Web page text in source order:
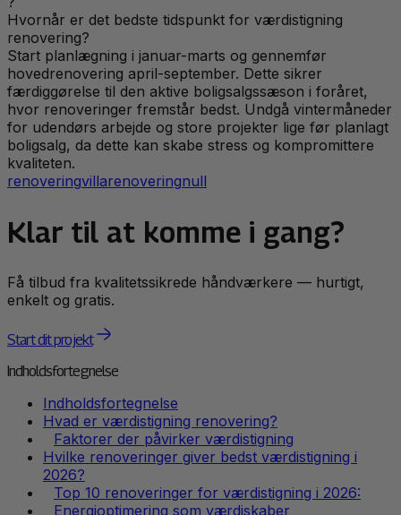
Hvornår er det bedste tidspunkt for værdistigning
renovering?
Start planlægning i januar-marts og gennemfør
hovedrenovering april-september. Dette sikrer
færdiggørelse til den aktive boligsalgssæson i foråret,
hvor renoveringer fremstår bedst. Undgå vintermåneder
for udendørs arbejde og store projekter lige før planlagt
boligsalg, da dette kan skabe stress og kompromittere
kvaliteten.
renoveringvillarenoveringnull
Klar til at komme i gang?
Få tilbud fra kvalitetssikrede håndværkere — hurtigt,
enkelt og gratis.
Start dit projekt
Indholdsfortegnelse
Indholdsfortegnelse
Hvad er værdistigning renovering?
Faktorer der påvirker værdistigning
Hvilke renoveringer giver bedst værdistigning i
2026?
Top 10 renoveringer for værdistigning i 2026:
Energioptimering som værdiskaber